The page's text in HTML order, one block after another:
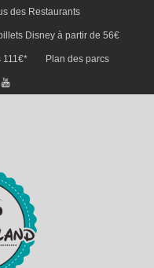
des Restaurants
Disney à partir de 56€
111€* Plan des parcs